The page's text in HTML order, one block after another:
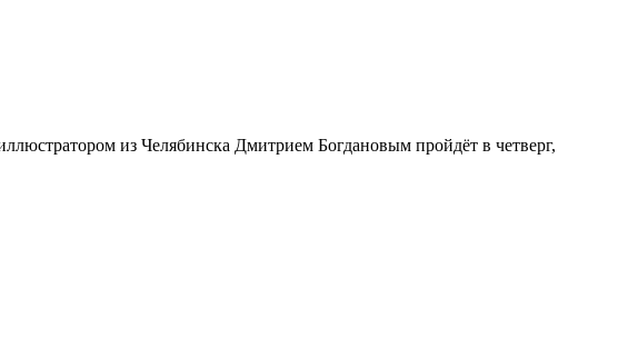
из Челябинска Дмитрием Богдановым пройдёт в четверг,